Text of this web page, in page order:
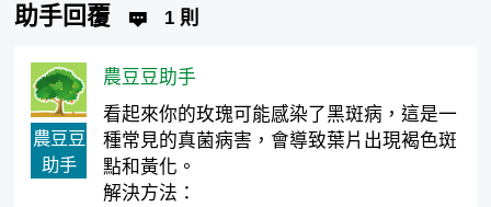
助手回覆 1 則
農豆豆
助手
農豆豆助手
看起來你的玫瑰可能感染了黑斑病，這是一
種常見的真菌病害，會導致葉片出現褐色斑
點和黃化。
解決方法：